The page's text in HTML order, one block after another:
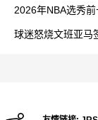
2026年NBA选秀
球迷怒烧文班亚马